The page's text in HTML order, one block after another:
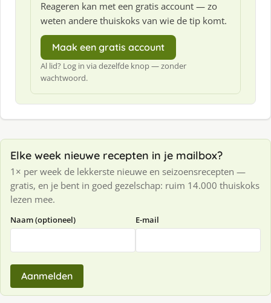
Reageren kan met een gratis account — zo
weten andere thuiskoks van wie de tip komt.
Maak een gratis account
Al lid? Log in via dezelfde knop — zonder
wachtwoord.
Elke week nieuwe recepten in je mailbox?
1× per week de lekkerste nieuwe en seizoensrecepten —
gratis, en je bent in goed gezelschap: ruim 14.000 thuiskoks
lezen mee.
Naam (optioneel) E-mail
Aanmelden